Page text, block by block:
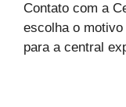
Contato com a
escolha o motivo
para a central